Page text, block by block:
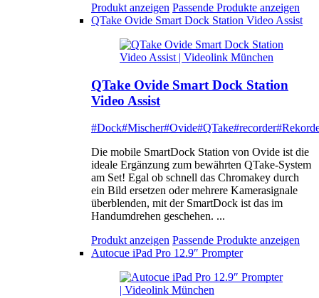
Produkt anzeigen Passende Produkte anzeigen
QTake Ovide Smart Dock Station Video Assist
QTake Ovide Smart Dock Station
Video Assist
#Dock#Mischer#Ovide#QTake#recorder
Die mobile SmartDock Station von Ovide ist die
ideale Ergänzung zum bewährten QTake-System
am Set! Egal ob schnell das Chromakey durch
ein Bild ersetzen oder mehrere Kamerasignale
überblenden, mit der SmartDock ist das im
Handumdrehen geschehen. ...
Produkt anzeigen Passende Produkte anzeigen
Autocue iPad Pro 12.9″ Prompter